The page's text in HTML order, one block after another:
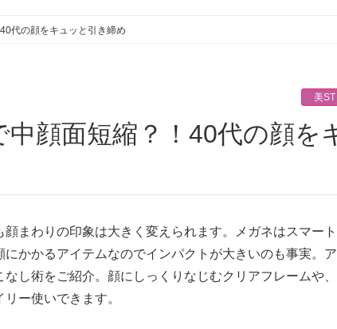
代の顔をキュッと引き締め
美ST
まわりの印象は大きく変えられます。メガネはスマート
かかるアイテムなのでインパクトが大きいのも事実。ア
し術をご紹介。顔にしっくりなじむクリアフレームや、
ー使いできます。